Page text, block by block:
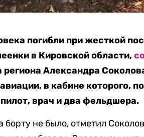
погибли при жесткой
в Кировской области,
региона Александра
в кабине которого,
врач и два фельдшера.
борту не было, отметил